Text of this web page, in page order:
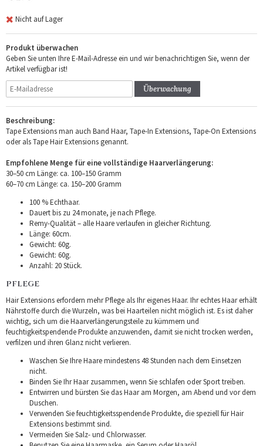
Nicht auf Lager
Produkt überwachen
Geben Sie unten Ihre E-Mail-Adresse ein und wir benachrichtigen Sie, wenn der
Artikel verfügbar ist!
Überwachung
Beschreibung:
Tape Extensions man auch Band Haar, Tape-In Extensions, Tape-On Extensions
oder als Tape Hair Extensions genannt.
Empfohlene Menge für eine vollständige Haarverlängerung:
30–50 cm Länge: ca. 100–150 Gramm
60–70 cm Länge: ca. 150–200 Gramm
100 % Echthaar.
Dauert bis zu 24 monate, je nach Pflege.
Remy-Qualität – alle Haare verlaufen in gleicher Richtung.
Länge: 60cm.
Gewicht: 60g.
Gewicht: 60g.
Anzahl: 20 Stück.
PFLEGE
Hair Extensions erfordern mehr Pflege als Ihr eigenes Haar. Ihr echtes Haar erhält
Nährstoffe durch die Wurzeln, was bei Haarteilen nicht möglich ist. Es ist daher
wichtig, sich um die Haarverlängerungsteile zu kümmern und
feuchtigkeitspendende Produkte anzuwenden, damit sie nicht trocken werden,
verfilzen und ihren Glanz nicht verlieren.
Waschen Sie Ihre Haare mindestens 48 Stunden nach dem Einsetzen
nicht.
Binden Sie Ihr Haar zusammen, wenn Sie schlafen oder Sport treiben.
Entwirren und bürsten Sie das Haar am Morgen, am Abend und vor dem
Duschen.
Verwenden Sie feuchtigkeitsspendende Produkte, die speziell für Hair
Extensions bestimmt sind.
Vermeiden Sie Salz- und Chlorwasser.